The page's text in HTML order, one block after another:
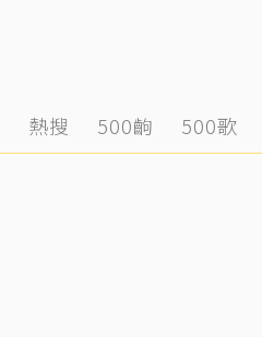
熱搜 500齣 500歌